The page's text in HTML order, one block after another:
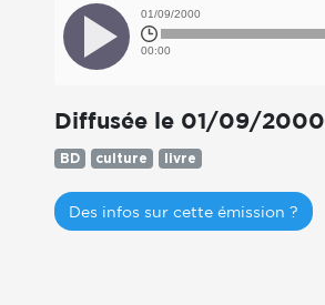
01/09/2000
00:00
Diffusée le 01/09/2000
BD culture livre
Des infos sur cette émission ?